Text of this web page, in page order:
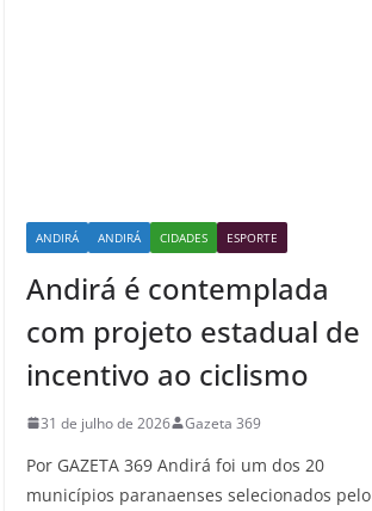
ANDIRÁ ANDIRÁ CIDADES ESPORTE
Andirá é contemplada
com projeto estadual de
incentivo ao ciclismo
31 de julho de 2026 Gazeta 369
Por GAZETA 369 Andirá foi um dos 20
municípios paranaenses selecionados pelo